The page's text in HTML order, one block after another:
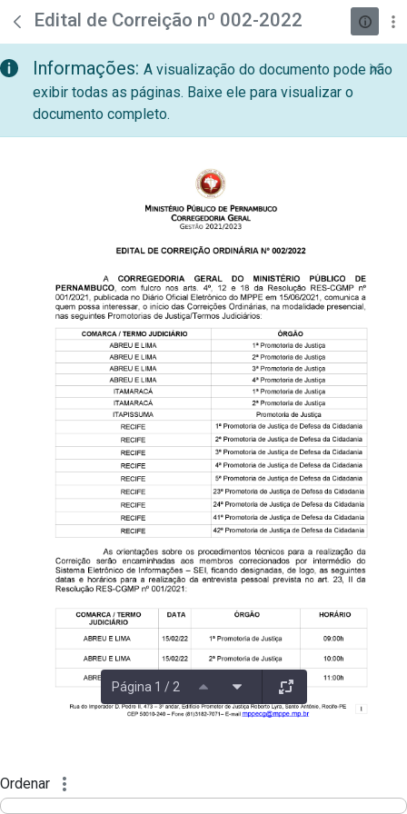
Pular para o Conteúdo principal
teste descricao
Edital de Correição nº 002-2022
Informações: A visualização do documento pode não
exibir todas as páginas. Baixe ele para visualizar o
documento completo.
Página 1 / 2
Ordenar